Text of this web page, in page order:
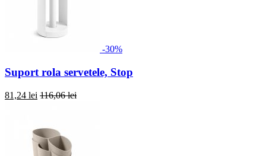
-30%
Suport rola servetele, Stop
81,24 lei 116,06 lei